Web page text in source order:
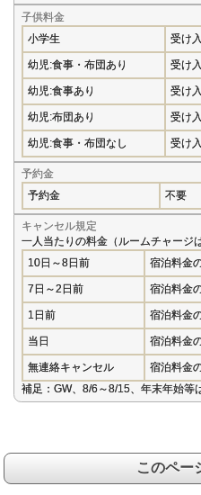
子供料金
小学生
受け
幼児:食事・布団あり 受け
幼児:食事あり 受け
幼児:布団あり 受け
幼児:食事・布団なし 受け
予約金
予約金
不要
キャンセル規定
一人当たりの料金（ルームチャージ
10日～8日前
宿泊料金
7日～2日前 宿泊料金
1日前 宿泊料金
当日 宿泊料金
無連絡キャンセル
宿泊料金
補足：GW、8/6～8/15、年末年始等
このペー